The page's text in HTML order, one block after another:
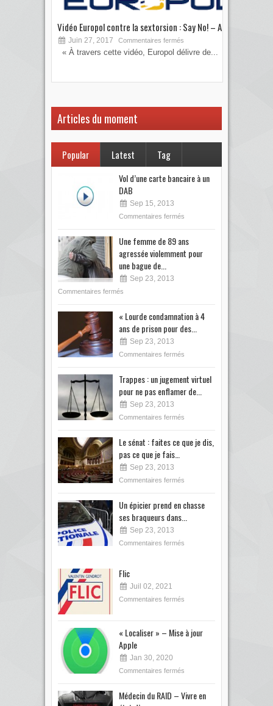
Vidéo Europol contre la sextorsion : Say No! – A...
Juin 27, 2017 Commentaires fermés
« À travers cette vidéo, Europol délivre de...
Articles du moment
Popular Latest Tag
Vol d’une carte bancaire à un
DAB
Sep 15, 2013
Commentaires fermés
Une femme de 89 ans
agressée violemment pour
une bague de...
Sep 23, 2013
Commentaires fermés
« Lourde condamnation à 4
ans de prison pour des...
Sep 23, 2013
Commentaires fermés
Trappes : un jugement virtuel
pour ne pas enflamer de...
Sep 23, 2013
Commentaires fermés
Le sénat : faites ce que je dis,
pas ce que je fais…
Sep 23, 2013
Commentaires fermés
Un épicier prend en chasse
ses braqueurs dans...
Sep 23, 2013
Commentaires fermés
Flic
Juil 02, 2021
Commentaires fermés
« Localiser » – Mise à jour
Apple
Jan 30, 2020
Commentaires fermés
Médecin du RAID – Vivre en